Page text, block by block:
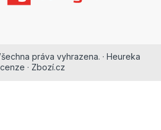
práva vyhrazena. · Heureka
· Zbozí.cz